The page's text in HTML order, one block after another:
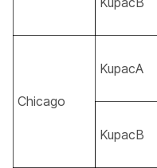
Chicago
KupacA
KupacB